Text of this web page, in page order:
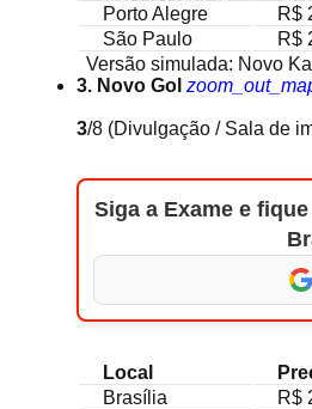
Porto Alegre
R$
São Paulo
R$
Versão simulada: Novo
3. Novo Gol
3/8 (Divulgação / Sala de
Siga a Exame e
Local
Brasília
R$